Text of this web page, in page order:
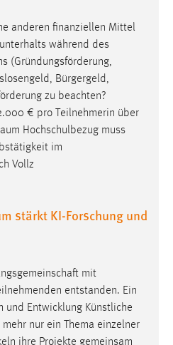
anderen finanziellen Mittel
während des
(Gründungsförderung,
Bürgergeld,
zu beachten?
€ pro Teilnehmerin über
Hochschulbezug muss
im
Vollz
stärkt KI-Forschung und
mit
entstanden. Ein
und Entwicklung Künstliche
nur ein Thema einzelner
ihre Projekte gemeinsam